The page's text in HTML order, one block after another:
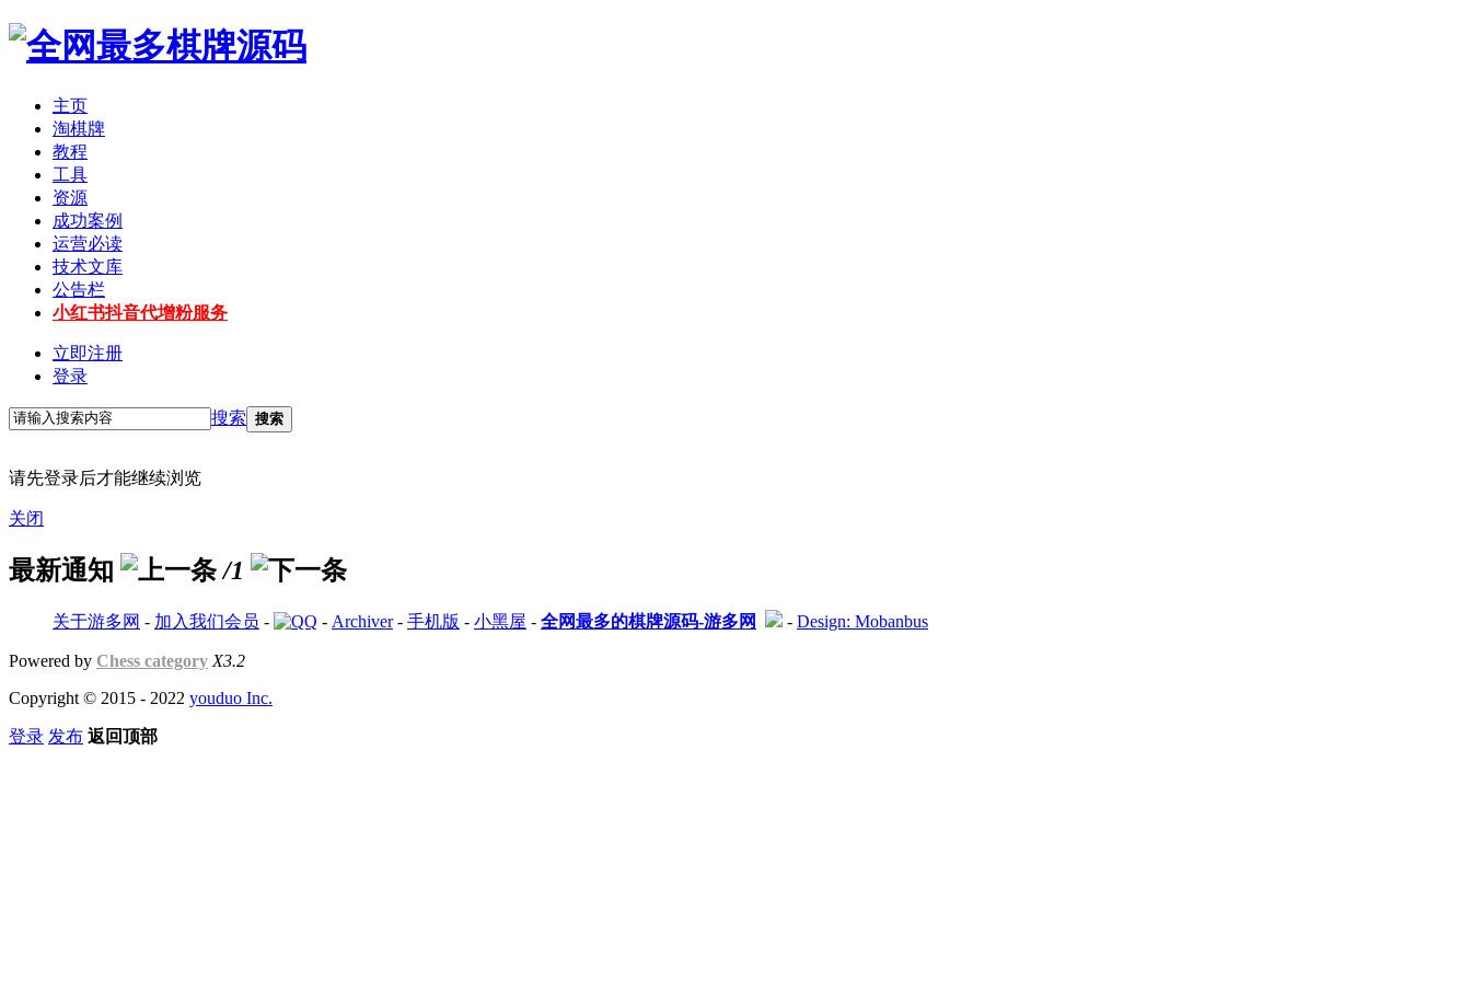
主页
淘棋牌
教程
工具
资源
成功案例
运营必读
技术文库
公告栏
小红书抖音代增粉服务
立即注册
登录
搜索 搜索
请先登录后才能继续浏览
关闭
最新通知 /1
关于游多网 - 加入我们会员 - - Archiver- 手机版 - 小黑屋 - 全网最多的棋牌源码-游多网 - Design: Mobanbus
Powered by Chess category X3.2
Copyright © 2015 - 2022 youduo Inc.
登录 发布 返回顶部